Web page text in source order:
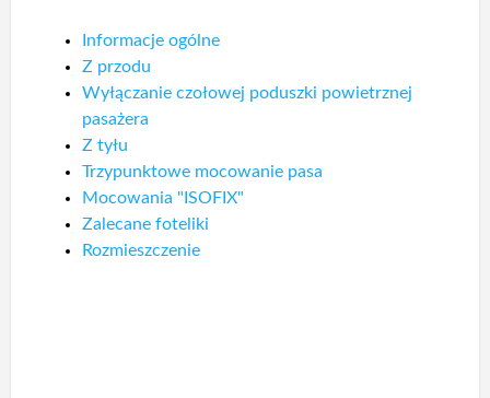
Informacje ogólne
Z przodu
Wyłączanie czołowej poduszki powietrznej
pasażera
Z tyłu
Trzypunktowe mocowanie pasa
Mocowania "ISOFIX"
Zalecane foteliki
Rozmieszczenie